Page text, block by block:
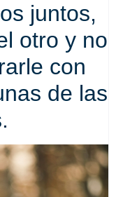
juntos,
otro y no
con
de las